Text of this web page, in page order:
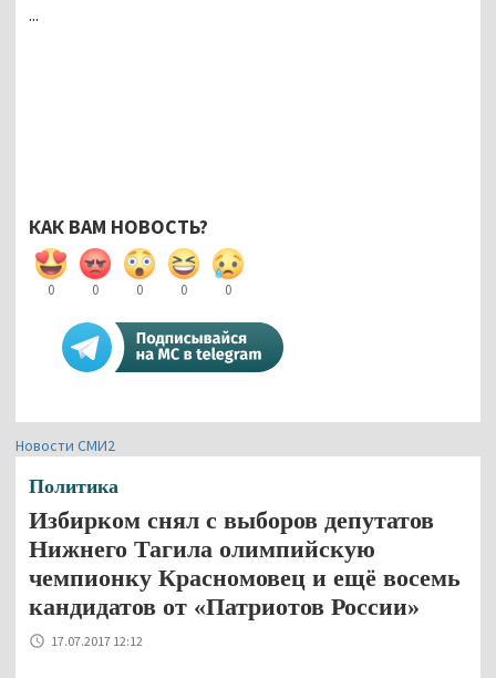
...
КАК ВАМ НОВОСТЬ?
0 0 0 0 0
Новости СМИ2
Политика
Избирком снял с выборов депутатов
Нижнего Тагила олимпийскую
чемпионку Красномовец и ещё восемь
кандидатов от «Патриотов России»
17.07.2017 12:12